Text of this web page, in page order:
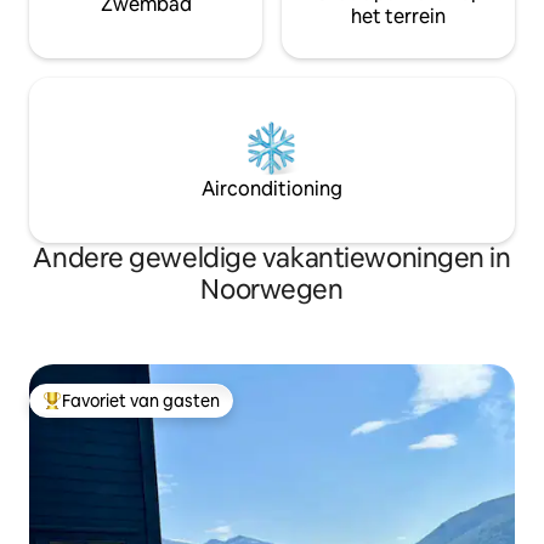
het terrein
Airconditioning
Andere geweldige vakantiewoningen in
Noorwegen
Topfavoriet van gasten
Favoriet van gasten